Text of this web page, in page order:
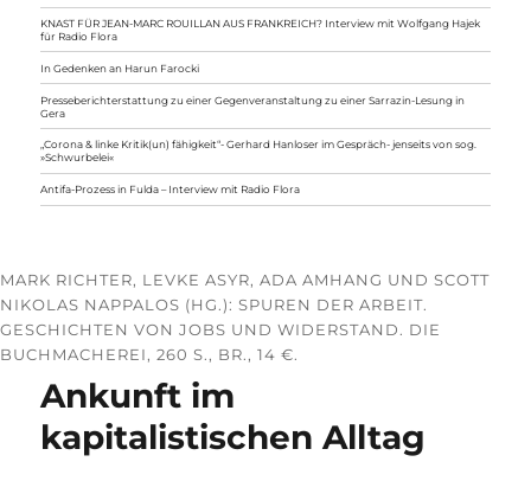
KNAST FÜR JEAN-MARC ROUILLAN AUS FRANKREICH? Interview mit Wolfgang Hajek
für Radio Flora
In Gedenken an Harun Farocki
Presseberichterstattung zu einer Gegenveranstaltung zu einer Sarrazin-Lesung in
Gera
„Corona & linke Kritik(un) fähigkeit“- Gerhard Hanloser im Gespräch- jenseits von sog.
»Schwurbelei«
Antifa-Prozess in Fulda – Interview mit Radio Flora
MARK RICHTER, LEVKE ASYR, ADA AMHANG UND SCOTT
NIKOLAS NAPPALOS (HG.): SPUREN DER ARBEIT.
GESCHICHTEN VON JOBS UND WIDERSTAND. DIE
BUCHMACHEREI, 260 S., BR., 14 €.
Ankunft im
kapitalistischen Alltag